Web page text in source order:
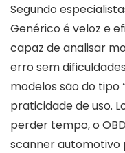
Segundo
Genérico é veloz e
capaz de analisar
erro sem
modelos são do tipo
praticidade de uso.
perder tempo, o
scanner automotivo